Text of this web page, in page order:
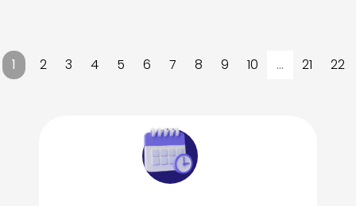
1 2 3 4 5 6 7 8 9 10 ... 21 22